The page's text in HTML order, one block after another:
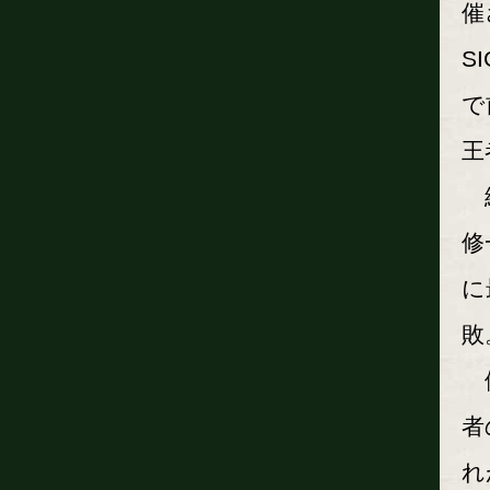
催
修
者
れ